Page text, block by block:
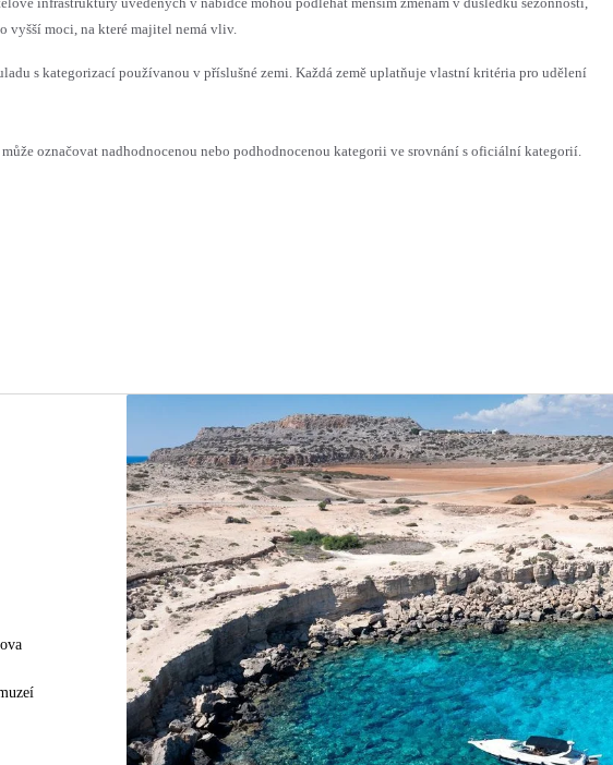
vyšší moci, na které majitel nemá vliv.
s kategorizací používanou v příslušné zemi. Každá země uplatňuje vlastní kritéria pro udělení
označovat nadhodnocenou nebo podhodnocenou kategorii ve srovnání s oficiální kategorií.